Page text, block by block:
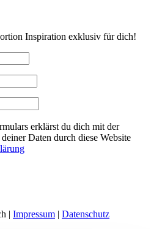
Inspiration exklusiv für dich!
erklärst du dich mit der
Daten durch diese Website
| Impressum | Datenschutz